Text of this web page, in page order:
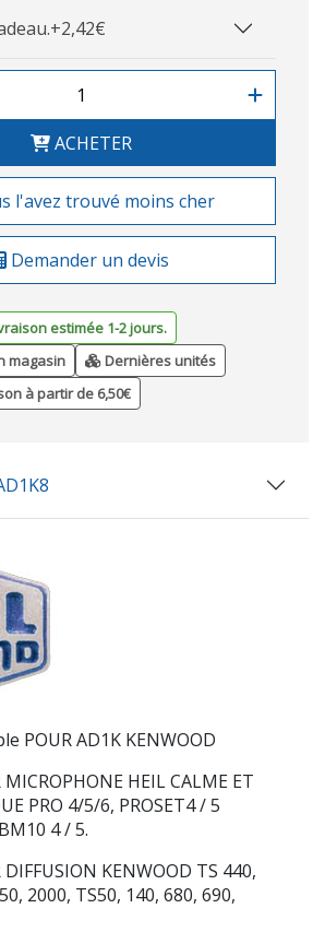
+2,42€
ACHETER
l'avez trouvé moins cher
Demander un devis
estimée 1-2 jours.
magasin
Dernières unités
à partir de 6,50€
POUR AD1K KENWOOD
HEIL CALME ET
PRO 4/5/6, PROSET4 / 5
4 / 5.
DIFFUSION KENWOOD TS 440,
2000, TS50, 140, 680, 690,